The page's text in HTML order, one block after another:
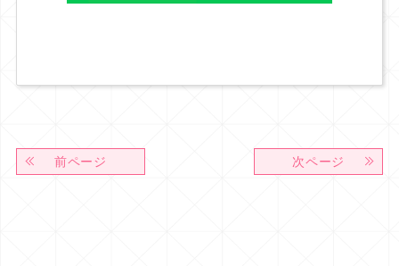
前ページ 次ページ